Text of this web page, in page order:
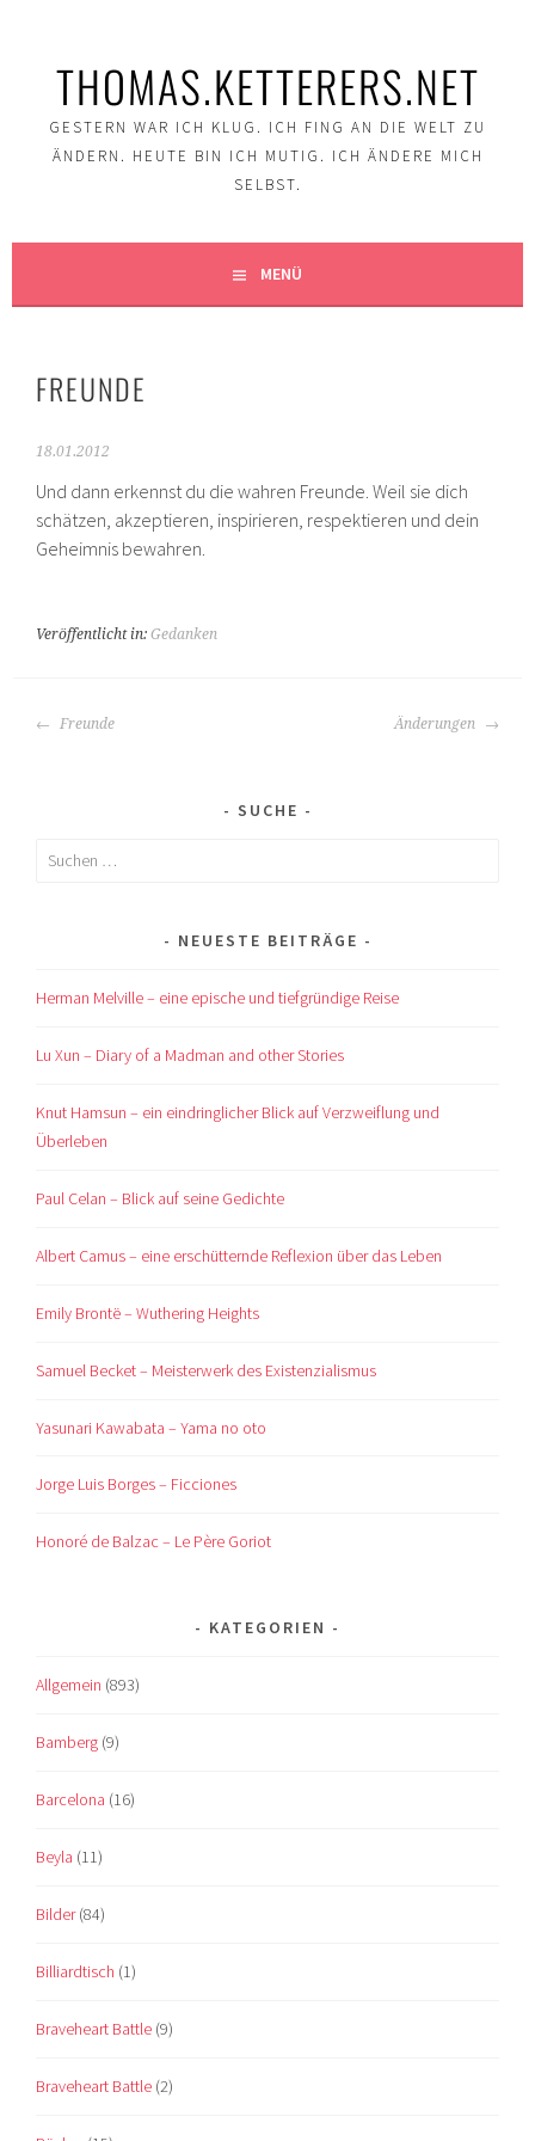
THOMAS.KETTERERS.NET
GESTERN WAR ICH KLUG. ICH FING AN DIE WELT ZU
ÄNDERN. HEUTE BIN ICH MUTIG. ICH ÄNDERE MICH
SELBST.
MENÜ
FREUNDE
18.01.2012
Und dann erkennst du die wahren Freunde. Weil sie dich
schätzen, akzeptieren, inspirieren, respektieren und dein
Geheimnis bewahren.
Veröffentlicht in:Gedanken
BEITRAGS-
Freunde Änderungen
SUCHE
Suchen
NEUESTE BEITRÄGE
Herman Melville – eine epische und tiefgründige Reise
Lu Xun – Diary of a Madman and other Stories
Knut Hamsun – ein eindringlicher Blick auf Verzweiflung und
Überleben
Paul Celan – Blick auf seine Gedichte
Albert Camus – eine erschütternde Reflexion über das Leben
Emily Brontë – Wuthering Heights
Samuel Becket – Meisterwerk des Existenzialismus
Yasunari Kawabata – Yama no oto
Jorge Luis Borges – Ficciones
Honoré de Balzac – Le Père Goriot
KATEGORIEN
Allgemein (893)
Bamberg (9)
Barcelona (16)
Beyla (11)
Bilder(84)
Billiardtisch (1)
Braveheart Battle (9)
Braveheart Battle (2)